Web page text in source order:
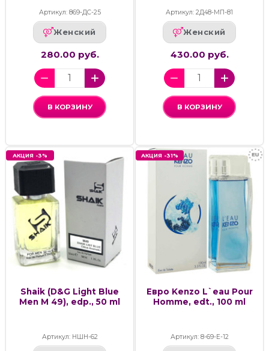
Артикул: 869-ДС-25
Женский
280.00 руб.
В КОРЗИНУ
Артикул: 2Д48-МП-81
Женский
430.00 руб.
В КОРЗИНУ
АКЦИЯ -3%
Shaik (D&G Light Blue
Men M 49), edp., 50 ml
Артикул: НШН-62
АКЦИЯ -31%
Евро Kenzo L`eau Pour
Homme, edt., 100 ml
Артикул: 8-69-Е-12